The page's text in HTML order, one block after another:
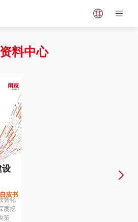
Vietnam
资料中心
设
智化
度挖
策